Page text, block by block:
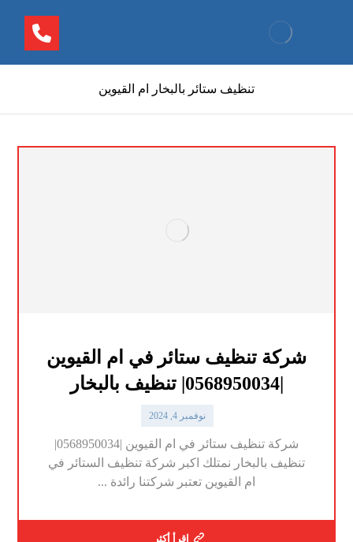
تنظيف ستائر بالبخار ام القيوين
شركة تنظيف ستائر في ام القيوين
|0568950034| تنظيف بالبخار
نوفمبر 4, 2024
شركة تنظيف ستائر في ام القيوين |0568950034|
تنظيف بالبخار نمتلك اكبر شركة تنظيف الستائر في
ام القيوين تعتبر شركتنا رائدة ...
اقرأ أكثر